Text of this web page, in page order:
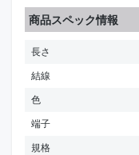
商品スペック情報
長さ
結線
色
端子
規格